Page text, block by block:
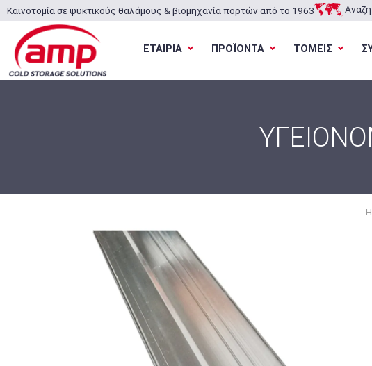
Καινοτομία σε ψυκτικούς θαλάμους & βιομηχανία πορτών από το 1963
ΕΤΑΙΡΙΑ ΠΡΟΪΟΝΤΑ ΤΟΜΕΙΣ